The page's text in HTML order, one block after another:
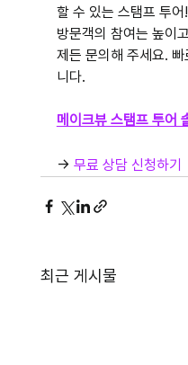
할 수 있는 스탬프 투
방문객의 참여는 높이
제든 문의해 주세요.
니다.
메이크뷰 스탬프 투어
→ 무료 상담 신청하기
최근 게시물